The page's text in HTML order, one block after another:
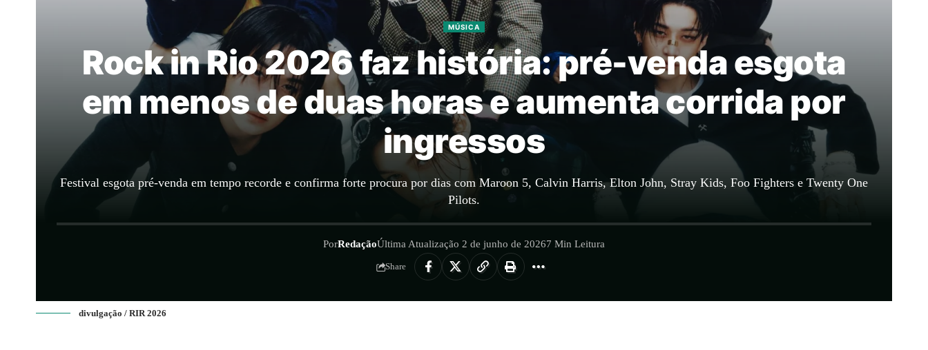
MÚSICA
Rock in Rio 2026 faz história: pré-venda esgota
em menos de duas horas e aumenta corrida por
ingressos
Festival esgota pré-venda em tempo recorde e confirma forte procura por dias com Maroon 5, Calvin Harris, Elton John, Stray Kids, Foo Fighters e Twenty One
Pilots.
PorRedaçãoÚltima Atualização 2 de junho de 20267 Min Leitura
Share
divulgação / RIR 2026